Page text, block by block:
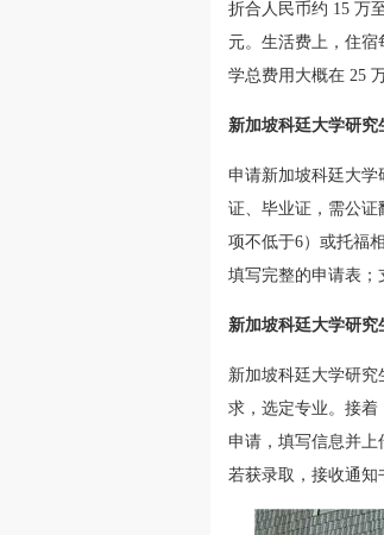
折合人民币约 15 万
元。生活费上，住宿
学总费用大概在 25
新加坡科廷大学研究
申请新加坡科廷大学
证、毕业证，需公证
项不低于6）或托福
填写完整的申请表；
新加坡科廷大学研究
新加坡科廷大学研
求，选定专业。接
申请，填写信息并上
若获录取，接收通